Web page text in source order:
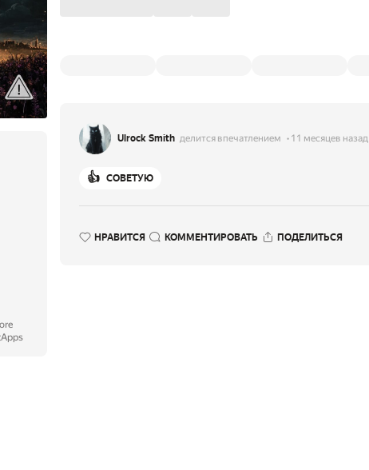
Ulrock Smith делится впечатлением 11 месяцев назад
👍 СОВЕТУЮ
НРАВИТСЯ КОММЕНТИРОВАТЬ ПОДЕЛИТЬСЯ